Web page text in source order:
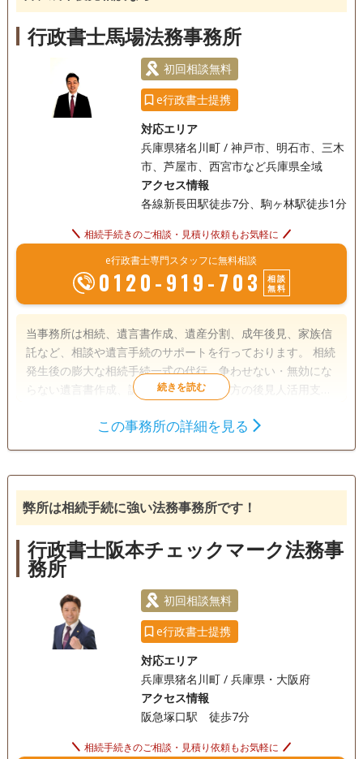
行政書士馬場法務事務所
初回相談無料
e行政書士提携
対応エリア
兵庫県猪名川町 / 神戸市、明石市、三木
市、芦屋市、西宮市など兵庫県全域
アクセス情報
各線新長田駅徒歩7分、駒ヶ林駅徒歩1分
相続手続きのご相談・見積り依頼もお気軽に
e行政書士専門スタッフに無料相談
0120-919-703
相談
無料
当事務所は相続、遺言書作成、遺産分割、成年後見、家族信
託など、相談や遺言手続のサポートを行っております。 相続
発生後の膨大な相続手続一式の代行、争わせない・無効にな
らない遺言書作成、認知症や障がい者の方の後見人活用支援
書で防げるトラブルがあります。 法律と福祉の専門知識を活
遺産分割
銀行手続き
戸籍収集 相続人調査
訪問可 土日相談可 初回相談無料 18時以降相談可
オンライン面談可 事務所面談可
この事務所の詳細を見る
弊所は相続手続に強い法務事務所です！
行政書士阪本チェックマーク法務事
務所
初回相談無料
e行政書士提携
対応エリア
兵庫県猪名川町 / 兵庫県・大阪府
アクセス情報
阪急塚口駅 徒歩7分
相続手続きのご相談・見積り依頼もお気軽に